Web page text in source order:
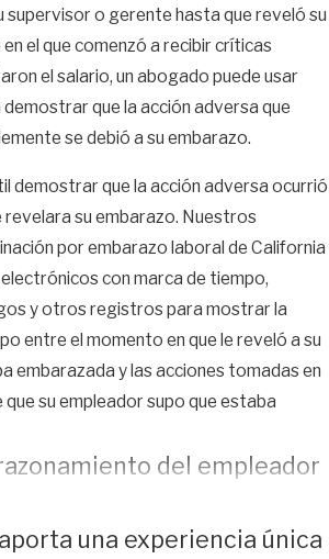
supervisor o gerente hasta que reveló su
el que comenzó a recibir críticas
el salario, un abogado puede usar
que la acción adversa que
se debió a su embarazo.
demostrar que la acción adversa ocurrió
revelara su embarazo. Nuestros
por embarazo laboral de California
con marca de tiempo,
y otros registros para mostrar la
entre el momento en que le reveló a su
embarazada y las acciones tomadas en
su empleador supo que estaba
del empleador
acción adversa en su contra
una experiencia única